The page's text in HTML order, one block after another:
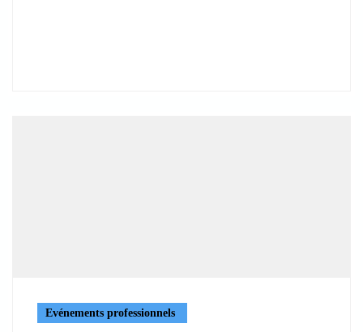
Evénements professionnels